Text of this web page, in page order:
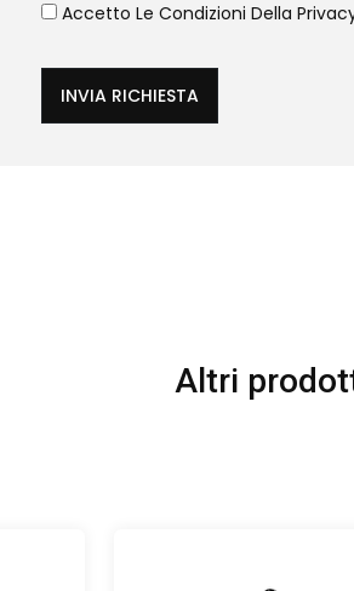
Accetto Le Condizioni Della
INVIA RICHIESTA
Altri